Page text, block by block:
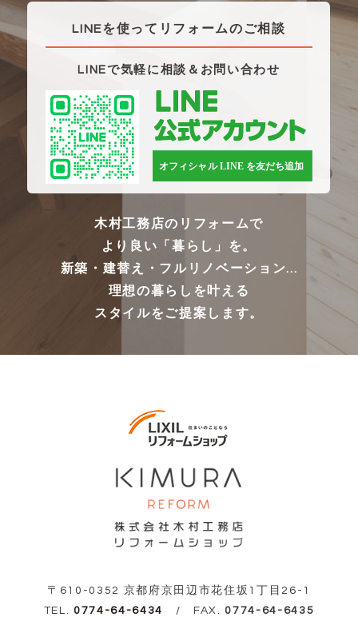
LINEを使ってリフォームのご相談
LINEで気軽に相談＆お問い合わせ
木村工務店のリフォームで
より良い「暮らし」を。
新築・建替え・フルリノベーション...
理想の暮らしを叶える
スタイルをご提案します。
〒610-0352 京都府京田辺市花住坂1丁目26-1
TEL. 0774-64-6434 / FAX. 0774-64-6435